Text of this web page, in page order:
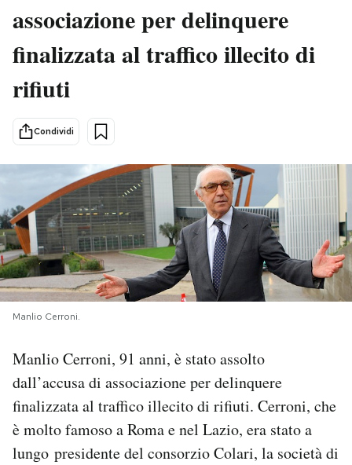
Scienza
Cultura
Sport
Media
Europa
PODCAST
NEWSLETTER
I MIEI PREFERITI
SHOP
AREA PERSONALE
Area Personale
associazione per delinquere
finalizzata al traffico illecito di
rifiuti
Condividi
Manlio Cerroni.
Manlio Cerroni, 91 anni, è stato assolto
dall’accusa di associazione per delinquere
finalizzata al traffico illecito di rifiuti. Cerroni, che
è molto famoso a Roma e nel Lazio, era stato a
lungo presidente del consorzio Colari, la società di